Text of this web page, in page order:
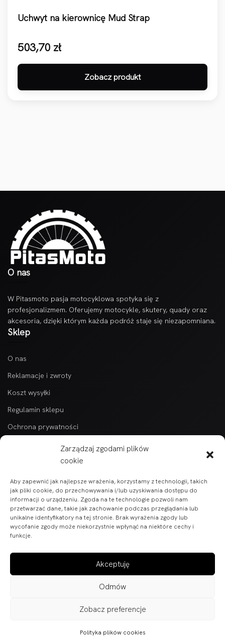
Zarządzaj zgodami plików
cookie
Aby zapewnić jak najlepsze wrażenia, korzystamy z technologii, takich
jak pliki cookie, do przechowywania i/lub uzyskiwania dostępu do
informacji o urządzeniu. Zgoda na te technologie pozwoli nam
przetwarzać dane, takie jak zachowanie podczas przeglądania lub
unikalne identyfikatory na tej stronie. Brak wyrażenia zgody lub
wycofanie zgody może niekorzystnie wpłynąć na niektóre cechy i
funkcje.
Akceptuję
Odmów
Zobacz preferencje
Polityka plików cookies
Uchwyt na kierownicę Mud Strap
503,70 zł
Zobacz produkt
O nas
W Pitasmoto pasja motocyklowa spotyka się z
profesjonalizmem. Oferujemy motocykle, skutery, quady oraz
akcesoria, dzięki którym każda podróż staje się niezapomniana.
Sklep
O nas
Reklamacje i zwroty
Koszt wysyłki
Regulamin sklepu
Ochrona prywatności
Wszytkie produkty alfabetycznie
Części do pojazdów BARTON
Części do skuterów i motorowerów
Części ATV